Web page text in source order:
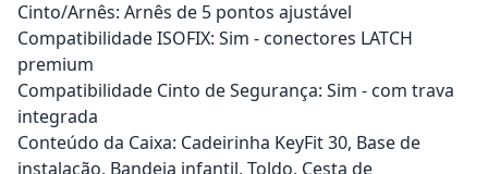
Cinto/Arnês: Arnês de 5 pontos ajustável
Compatibilidade ISOFIX: Sim - conectores LATCH
premium
Compatibilidade Cinto de Segurança: Sim - com trava
integrada
Conteúdo da Caixa: Cadeirinha KeyFit 30, Base de
instalação, Bandeja infantil, Toldo, Cesta de